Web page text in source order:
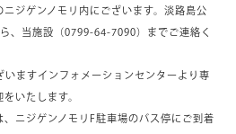
ジゲンノモリ内にございます。淡路島公
、当施設（0799-64-7090）までご連絡く
ますインフォメーションセンターより専
いたします。
ニジゲンノモリF駐車場のバス停にご到着